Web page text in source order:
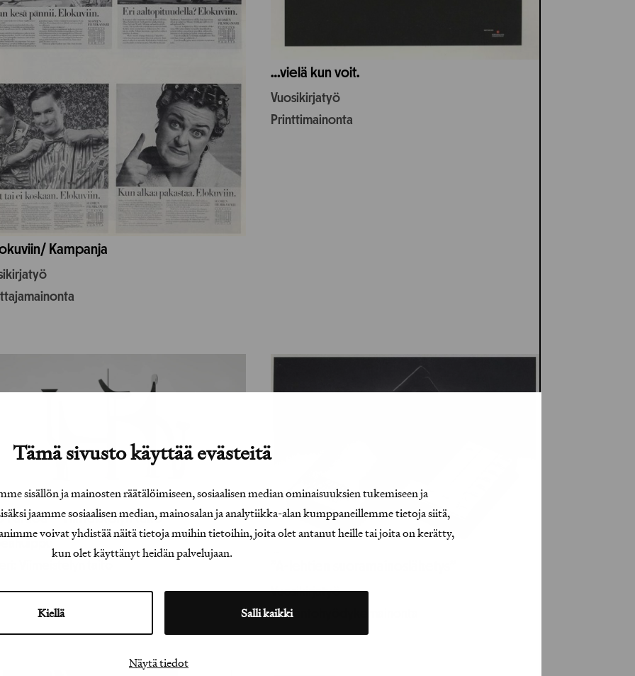
Tämä sivusto käyttää evästeitä
sisällön ja mainosten räätälöimiseen, sosiaalisen median ominaisuuksien tukemiseen ja
jaamme sosiaalisen median, mainosalan ja analytiikka-alan kumppaneillemme tietoja siitä,
voivat yhdistää näitä tietoja muihin tietoihin, joita olet antanut heille tai joita on kerätty,
kun olet käyttänyt heidän palvelujaan.
Kiellä Salli kaikki
Näytä tiedot
Kampanja
…vielä kun voit.
Vuosikirjatyö
Printtimainonta
Paraoa – Viimeistelyn taito
Vuosikirjatyö
Tuotantohyödykemainonta